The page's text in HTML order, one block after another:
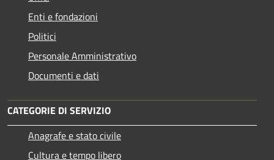
Enti e fondazioni
Politici
Personale Amministrativo
Documenti e dati
CATEGORIE DI SERVIZIO
Anagrafe e stato civile
Cultura e tempo libero